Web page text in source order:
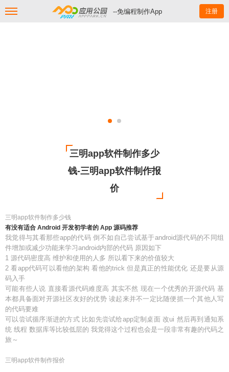
--免编程制作App 注册
三明app软件制作多少
钱-三明app软件制作报
价
三明app软件制作多少钱
有没有适合 Android 开发初学者的 App 源码推荐
我觉得与其看那些app的代码 倒不如自己尝试基于android源代码的不同组
件增加或减少功能来学习android内部的代码 原因如下
1 源代码密度高 维护和使用的人多 所以看下来的价值较大
2 看app代码可以看他的架构 看他的trick 但是真正的性能优化 还是要从源
码入手
可能有些人说 直接看源代码难度高 其实不然 现在一个优秀的开源代码 基
本都具备面对开源社区友好的优势 读起来并不一定比随便抓一个其他人写
的代码要难
可以尝试循序渐进的方式 比如先尝试给app定制桌面 改ui 然后再到通知系
统 线程 数据库等比较低层的 我觉得这个过程也会是一段非常有趣的代码之
旅～
三明app软件制作报价